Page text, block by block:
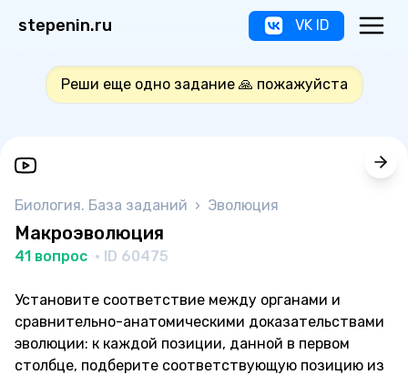
stepenin.ru VK ID
Реши еще одно задание 🙏 пожажуйста
Биология. База заданий › Эволюция
Макроэволюция
41 вопрос · ID 60475
Установите соответствие между органами и
сравнительно-анатомическими доказательствами
эволюции: к каждой позиции, данной в первом
столбце, подберите соответствующую позицию из